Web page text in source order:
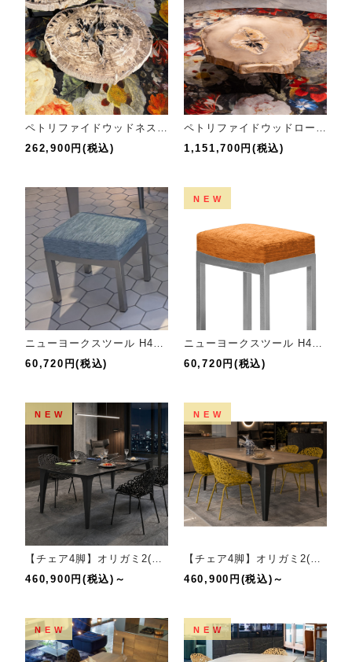
ペトリファイドウッドネストテーブルL
262,900円(税込)
ペトリファイドウッドローテーブル
1,151,700円(税込)
60,720円(税込)
NEW
60,720円(税込)
NEW
460,900円(税込)～
NEW
460,900円(税込)～
NEW NEW